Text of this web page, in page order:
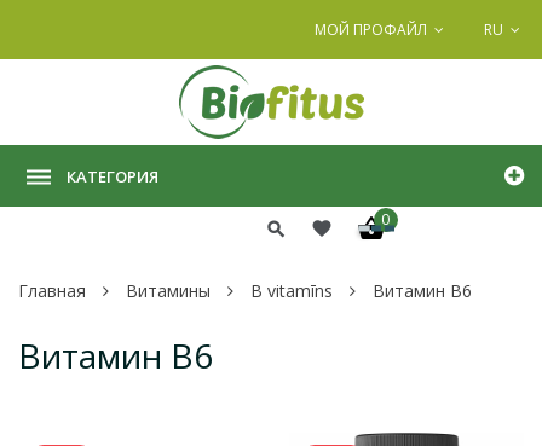
МОЙ ПРОФАЙЛ RU
КАТЕГОРИЯ
0
Главная Витамины B vitamīns Витамин В6
Витамин В6